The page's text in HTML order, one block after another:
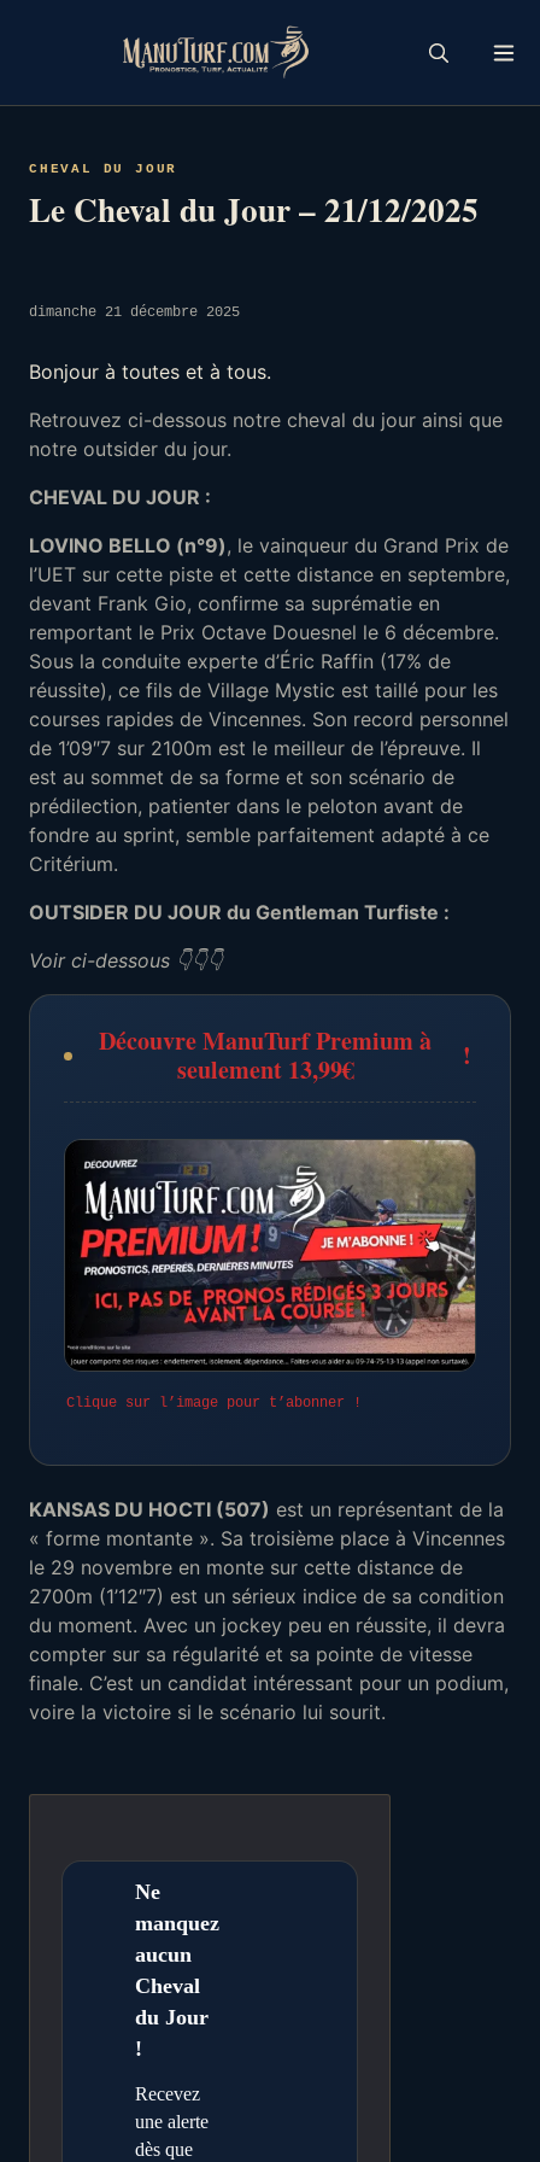
CHEVAL DU JOUR
Le Cheval du Jour – 21/12/2025
dimanche 21 décembre 2025
Bonjour à toutes et à tous.
Retrouvez ci-dessous notre cheval du jour ainsi que
notre outsider du jour.
CHEVAL DU JOUR :
LOVINO BELLO (n°9), le vainqueur du Grand Prix de
l’UET sur cette piste et cette distance en septembre,
devant Frank Gio, confirme sa suprématie en
remportant le Prix Octave Douesnel le 6 décembre.
Sous la conduite experte d’Éric Raffin (17% de
réussite), ce fils de Village Mystic est taillé pour les
courses rapides de Vincennes. Son record personnel
de 1’09″7 sur 2100m est le meilleur de l’épreuve. Il
est au sommet de sa forme et son scénario de
prédilection, patienter dans le peloton avant de
fondre au sprint, semble parfaitement adapté à ce
Critérium.
OUTSIDER DU JOUR du Gentleman Turfiste :
Voir ci-dessous 👇👇👇
Découvre ManuTurf Premium à
seulement 13,99€
!
Clique sur l’image pour t’abonner !
KANSAS DU HOCTI (507) est un représentant de la
« forme montante ». Sa troisième place à Vincennes
le 29 novembre en monte sur cette distance de
2700m (1’12″7) est un sérieux indice de sa condition
du moment. Avec un jockey peu en réussite, il devra
compter sur sa régularité et sa pointe de vitesse
finale. C’est un candidat intéressant pour un podium,
voire la victoire si le scénario lui sourit.
Ne
manquez
aucun
Cheval
du Jour
!
Recevez
une alerte
dès que